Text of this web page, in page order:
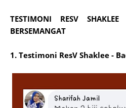
TESTIMONI RESV
BERSEMANGAT
1. Testimoni ResV Shaklee -